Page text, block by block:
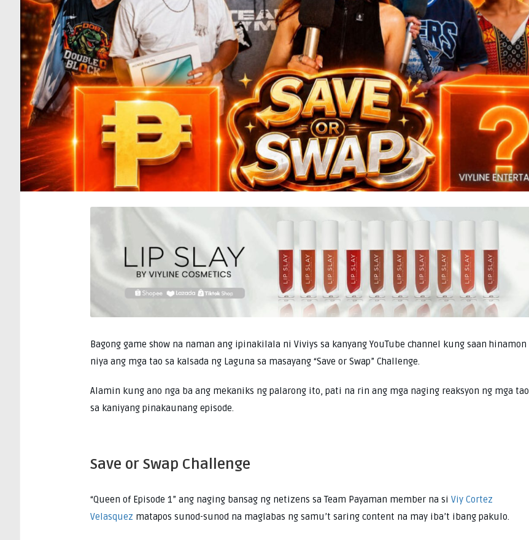
Bagong game show na naman ang ipinakilala ni Viviys sa kanyang YouTube channel kung saan hinamon
niya ang mga tao sa kalsada ng Laguna sa masayang “Save or Swap” Challenge.
Alamin kung ano nga ba ang mekaniks ng palarong ito, pati na rin ang mga naging reaksyon ng mga tao
sa kaniyang pinakaunang episode.
Save or Swap Challenge
“Queen of Episode 1” ang naging bansag ng netizens sa Team Payaman member na si Viy Cortez
Velasquez matapos sunod-sunod na maglabas ng samu’t saring content na may iba’t ibang pakulo.